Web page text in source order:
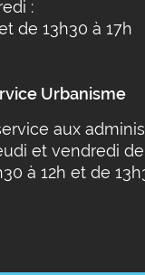
:
de 13h30 à 17h
Urbanisme
aux
et vendredi
à 12h et de